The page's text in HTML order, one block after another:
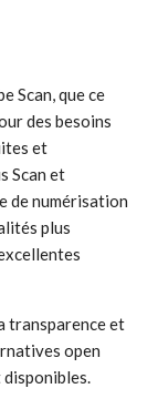
Scan, que ce
des besoins
et
Scan et
de numérisation
plus
transparence et
open
disponibles.